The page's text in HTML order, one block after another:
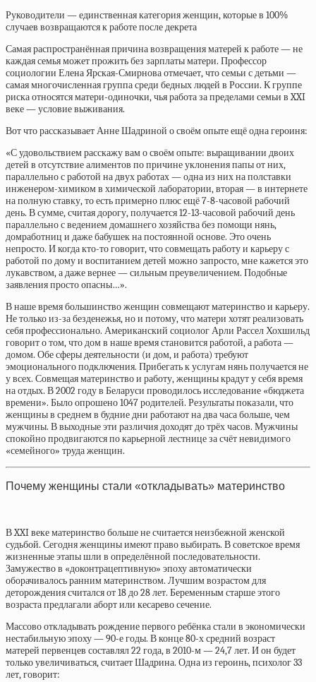
Руководители — единственная категория женщин, которые в 100%
случаев возвращаются к работе после декрета
Самая распространённая причина возвращения матерей к работе — не
каждая семья может прожить без зарплаты матери. Профессор
социологии Елена Ярская-Смирнова отмечает, что семьи с детьми —
самая многочисленная группа среди бедных людей в России. К группе
риска относятся матери-одиночки, чья работа за пределами семьи в XXI
веке — условие выживания.
Вот что рассказывает Анне Шадриной о своём опыте ещё одна героиня:
«С удовольствием расскажу вам о своём опыте: выращивании двоих
детей в отсутствие алиментов по причине уклонения папы от них,
параллельно с работой на двух работах — одна из них на полставки
инженером-химиком в химической лаборатории, вторая — в интернете
на полную ставку, то есть примерно плюс ещё 7-8-часовой рабочий
день. В сумме, считая дорогу, получается 12-13-часовой рабочий день
параллельно с ведением домашнего хозяйства без помощи нянь,
домработниц и даже бабушек на постоянной основе. Это очень
непросто. И когда кто-то говорит, что совмещать работу и карьеру с
работой по дому и воспитанием детей можно запросто, мне кажется это
лукавством, а даже вернее — сильным преувеличением. Подобные
заявления просто опасны…».
В наше время большинство женщин совмещают материнство и карьеру.
Не только из-за безденежья, но и потому, что матери хотят реализовать
себя профессионально. Американский социолог Арли Рассел Хохшильд
говорит о том, что дом в наше время становится работой, а работа —
домом. Обе сферы деятельности (и дом, и работа) требуют
эмоционального подключения. Прибегать к услугам нянь получается не
у всех. Совмещая материнство и работу, женщины крадут у себя время
на отдых. В 2002 году в Беларуси проводилось исследование «бюджета
времени». Было опрошено 1047 родителей. Результаты показали, что
женщины в среднем в будние дни работают на два часа больше, чем
мужчины. В выходные эти различия доходят до трёх часов. Мужчины
спокойно продвигаются по карьерной лестнице за счёт невидимого
«семейного» труда женщин.
Почему женщины стали «откладывать» материнство
В XXI веке материнство больше не считается неизбежной женской
судьбой. Сегодня женщины имеют право выбирать. В советское время
жизненные этапы шли в определённой последовательности.
Замужество в «доконтрацептивную» эпоху автоматически
оборачивалось ранним материнством. Лучшим возрастом для
деторождения считался от 18 до 28 лет. Беременным старше этого
возраста предлагали аборт или кесарево сечение.
Массово откладывать рождение первого ребёнка стали в экономически
нестабильную эпоху — 90-е годы. В конце 80-х средний возраст
матерей первенцев составлял 22 года, в 2010-м — 24,7 лет. И он будет
только увеличиваться, считает Шадрина. Одна из героинь, психолог 33
лет, говорит: